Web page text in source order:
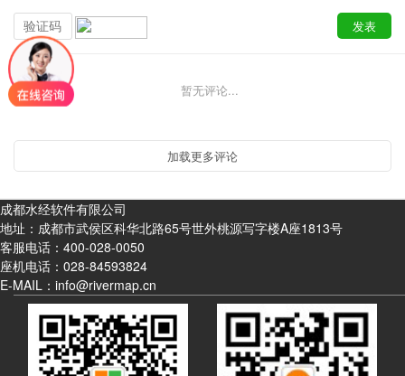
暂无评论...
成都水经软件有限公司
地址：成都市武侯区科华北路65号世外桃源写字楼A座1813号
客服电话： 400-028-0050
座机电话： 028-84593824
E-MAIL：info@rivermap.cn